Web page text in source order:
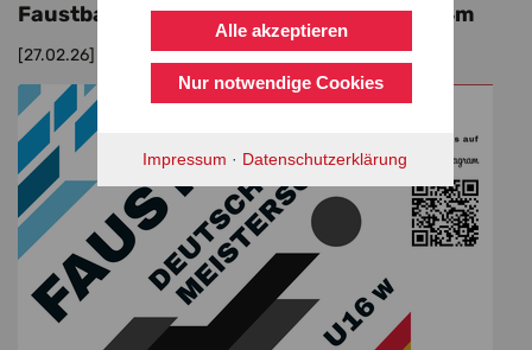
Alle akzeptieren
Nur notwendige Cookies
Impressum · Datenschutzerklärung
Faustballkrimi bei der Süddeutschen u14m
[27.02.26] Bretten - U 14 Jungs fahren zur DM